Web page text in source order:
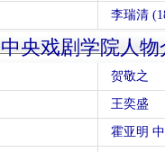
李瑞清
中央戏剧学院人物
贺敬之
王奕盛
霍亚明